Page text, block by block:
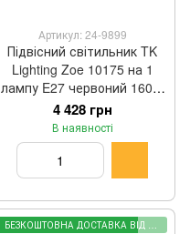
Артикул: 24-9899
Підвісний світильник TK
Lighting Zoe 10175 на 1
лампу E27 червоний 160 ×
27 см
4 428 грн
В наявності
БЕЗКОШТОВНА ДОСТАВКА ВІД 2000 ГРН